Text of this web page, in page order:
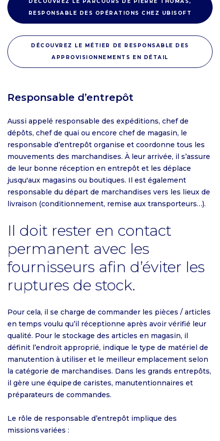
RESPONSABLE DES OPÉRATIONS CHEZ UBISOFT
DÉCOUVREZ LE MÉTIER DE RESPONSABLE DES
APPROVISIONNEMENTS EN DÉTAIL
Responsable d’entrepôt
Aussi appelé responsable des expéditions, chef de
dépôts, chef de quai ou encore chef de magasin, le
responsable d’entrepôt organise et coordonne tous les
mouvements des marchandises. À leur arrivée, il s’assure
de leur bonne réception en entrepôt et les déplace
jusqu'aux magasins ou boutiques. Il est également
responsable du départ de marchandises vers les lieux de
livraison (conditionnement, remise aux transporteurs…).
Il doit rester en contact
permanent avec les
fournisseurs afin d’éviter les
ruptures de stock.
Pour cela, il se charge de commander les pièces / articles
en temps voulu qu’il réceptionne après avoir vérifié leur
qualité. Pour le stockage des articles en magasin, il
définit l’endroit approprié, indique le type de matériel de
manutention à utiliser et le meilleur emplacement selon
la catégorie de marchandises. Dans les grands entrepôts,
il gère une équipe de caristes, manutentionnaires et
préparateurs de commandes.
Le rôle de responsable d’entrepôt implique des
missions variées :